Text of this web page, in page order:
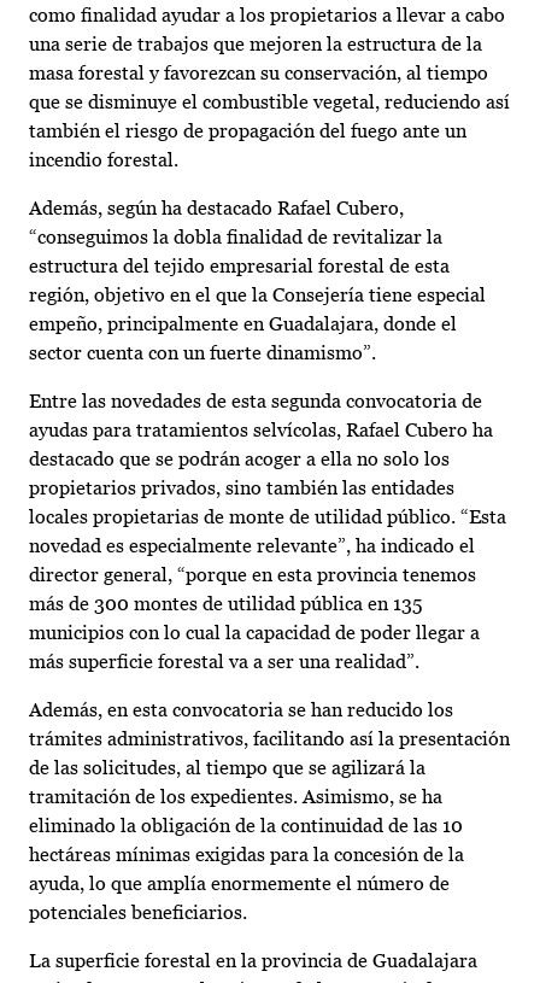
como finalidad ayudar a los propietarios a llevar a cabo
una serie de trabajos que mejoren la estructura de la
masa forestal y favorezcan su conservación, al tiempo
que se disminuye el combustible vegetal, reduciendo así
también el riesgo de propagación del fuego ante un
incendio forestal.
Además, según ha destacado Rafael Cubero,
“conseguimos la dobla finalidad de revitalizar la
estructura del tejido empresarial forestal de esta
región, objetivo en el que la Consejería tiene especial
empeño, principalmente en Guadalajara, donde el
sector cuenta con un fuerte dinamismo”.
Entre las novedades de esta segunda convocatoria de
ayudas para tratamientos selvícolas, Rafael Cubero ha
destacado que se podrán acoger a ella no solo los
propietarios privados, sino también las entidades
locales propietarias de monte de utilidad público. “Esta
novedad es especialmente relevante”, ha indicado el
director general, “porque en esta provincia tenemos
más de 300 montes de utilidad pública en 135
municipios con lo cual la capacidad de poder llegar a
más superficie forestal va a ser una realidad”.
Además, en esta convocatoria se han reducido los
trámites administrativos, facilitando así la presentación
de las solicitudes, al tiempo que se agilizará la
tramitación de los expedientes. Asimismo, se ha
eliminado la obligación de la continuidad de las 10
hectáreas mínimas exigidas para la concesión de la
ayuda, lo que amplía enormemente el número de
potenciales beneficiarios.
La superficie forestal en la provincia de Guadalajara